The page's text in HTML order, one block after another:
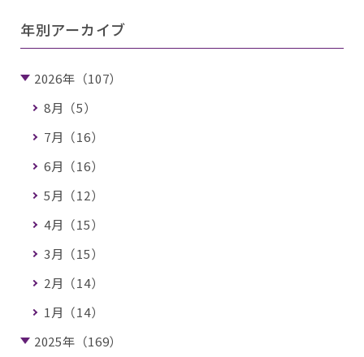
年別アーカイブ
2026年（107）
8月（5）
7月（16）
6月（16）
5月（12）
4月（15）
3月（15）
2月（14）
1月（14）
2025年（169）